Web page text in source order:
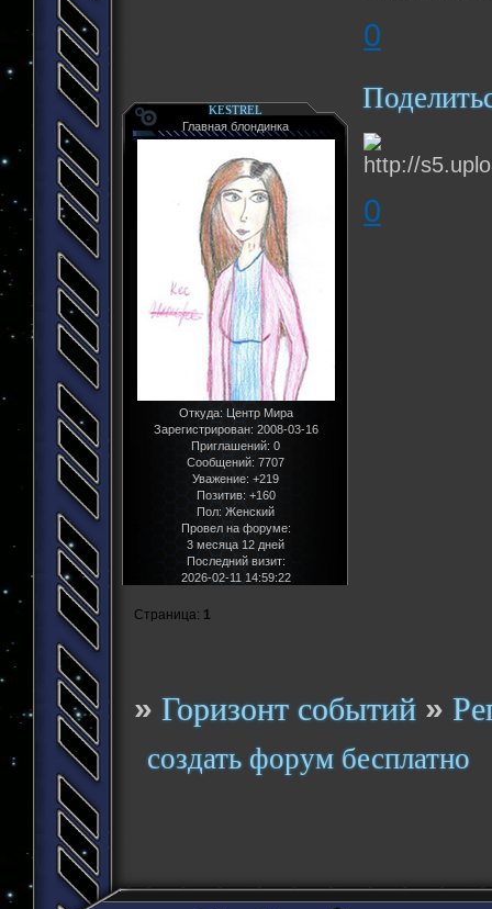
0
KESTREL
Главная блондинка
Откуда:Центр Мира
Зарегистрирован: 2008-03-16
Приглашений: 0
Сообщений: 7707
Уважение: +219
Позитив: +160
Пол:Женский
Провел на форуме:
3 месяца 12 дней
Последний визит:
2026-02-11 14:59:22
0
Страница: 1
»Горизонт событий »
создать форум бесплатно